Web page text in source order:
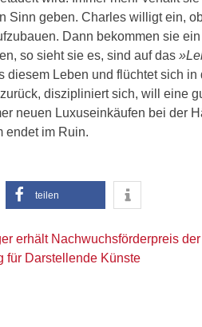
Sinn geben. Charles willigt ein,
Dann bekommen sie
so sieht sie es, sind auf das
diesem Leben und flüchtet sich
diszipliniert sich, will eine
neuen Luxuseinkäufen bei der
endet im Ruin.
teilen
erhält Nachwuchsförderpreis der
für Darstellende Künste